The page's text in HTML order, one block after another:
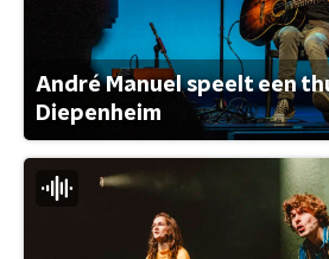
André Manuel speelt een
Diepenheim